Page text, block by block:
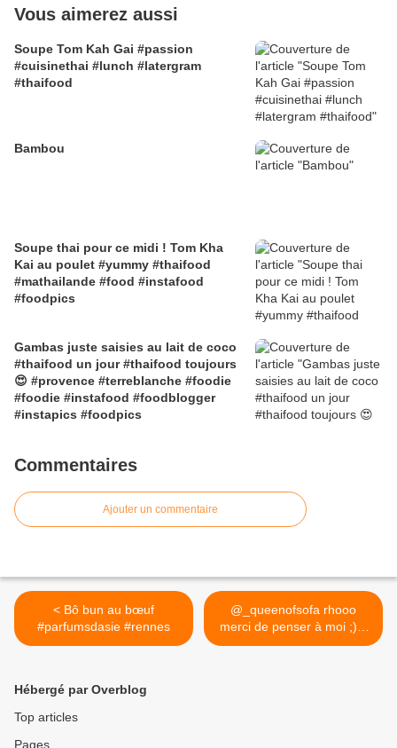
Vous aimerez aussi
Soupe Tom Kah Gai #passion
#cuisinethai #lunch #latergram
#thaifood
Bambou
Soupe thai pour ce midi ! Tom Kha
Kai au poulet #yummy #thaifood
#mathailande #food #instafood
#foodpics
Gambas juste saisies au lait de coco
#thaifood un jour #thaifood toujours
😍 #provence #terreblanche #foodie
#foodie #instafood #foodblogger
#instapics #foodpics
Commentaires
Ajouter un commentaire
< Bô bun au bœuf
#parfumsdasie #rennes
@_queenofsofa rhooo
merci de penser à moi ;)...
>
Hébergé par Overblog
Top articles
Pages